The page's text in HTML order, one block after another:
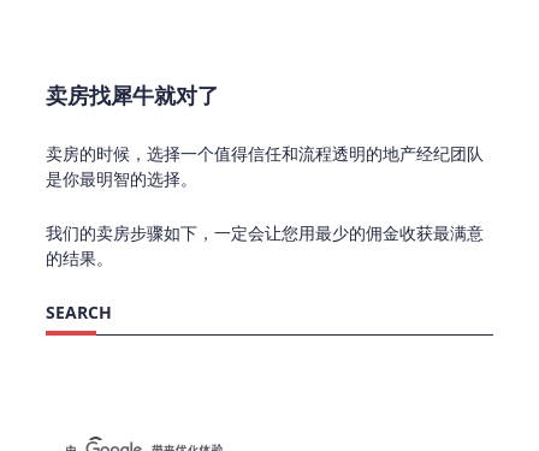
卖房找犀牛就对了
卖房的时候，选择一个值得信任和流程透明的地产经纪团队
是你最明智的选择。
我们的卖房步骤如下，一定会让您用最少的佣金收获最满意
的结果。
SEARCH